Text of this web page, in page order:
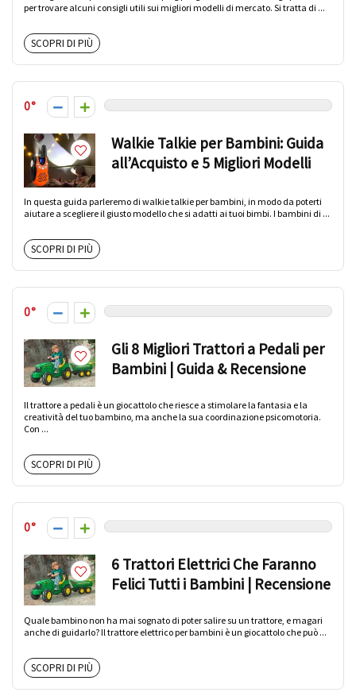
per trovare alcuni consigli utili sui migliori modelli di mercato. Si tratta di ...
SCOPRI DI PIÙ
0
Walkie Talkie per Bambini: Guida
all’Acquisto e 5 Migliori Modelli
In questa guida parleremo di walkie talkie per bambini, in modo da poterti
aiutare a scegliere il giusto modello che si adatti ai tuoi bimbi. I bambini di ...
SCOPRI DI PIÙ
0
Gli 8 Migliori Trattori a Pedali per
Bambini | Guida & Recensione
Il trattore a pedali è un giocattolo che riesce a stimolare la fantasia e la
creatività del tuo bambino, ma anche la sua coordinazione psicomotoria.
Con ...
SCOPRI DI PIÙ
0
6 Trattori Elettrici Che Faranno
Felici Tutti i Bambini | Recensione
Quale bambino non ha mai sognato di poter salire su un trattore, e magari
anche di guidarlo? Il trattore elettrico per bambini è un giocattolo che può ...
SCOPRI DI PIÙ